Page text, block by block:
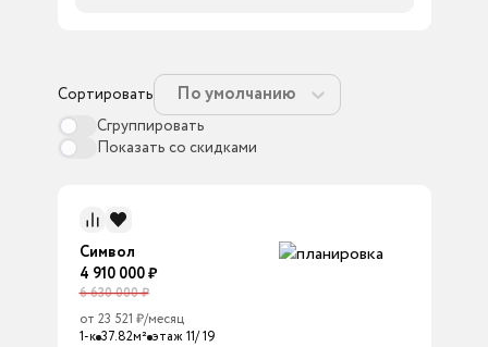
Сортировать По умолчанию
Сгруппировать
Показать со скидками
Символ
4 910 000 ₽
6 630 000 ₽
от 23 521 ₽/месяц
1-к 37.82м² этаж 11/ 19